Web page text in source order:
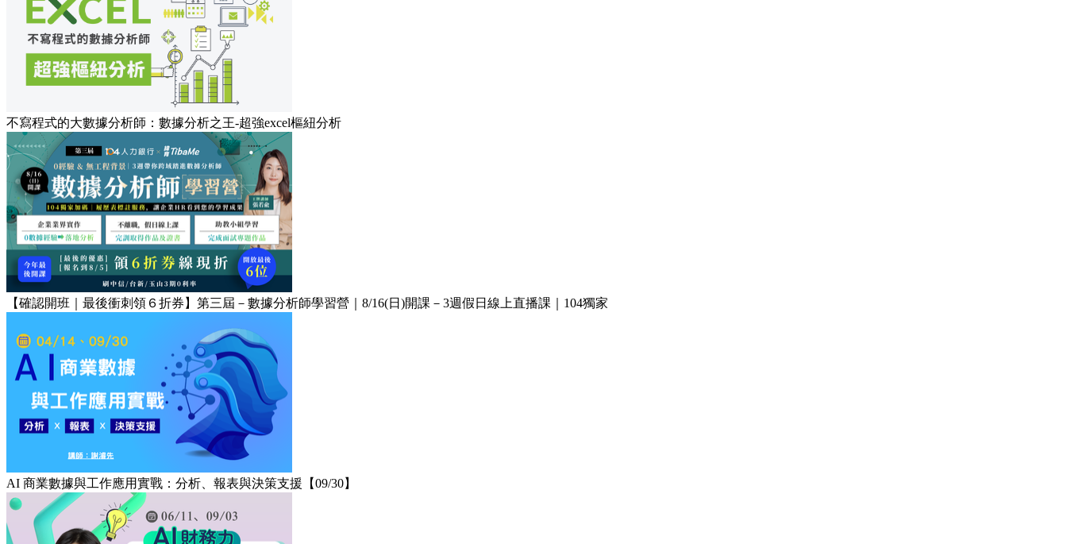
不寫程式的大數據分析師：數據分析之王-超強excel樞紐分析
【確認開班｜最後衝刺領６折券】第三屆－數據分析師學習營｜8/16(日)開課－3週假日線上直播課｜104獨家
AI 商業數據與工作應用實戰：分析、報表與決策支援【09/30】